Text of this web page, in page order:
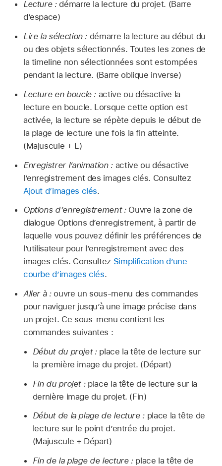
Lecture :démarre la lecture du projet. (Barre
d’espace)
Lire la sélection : démarre la lecture au début du
ou des objets sélectionnés. Toutes les zones de
la timeline non sélectionnées sont estompées
pendant la lecture. (Barre oblique inverse)
Lecture en boucle : active ou désactive la
lecture en boucle. Lorsque cette option est
activée, la lecture se répète depuis le début de
la plage de lecture une fois la fin atteinte.
(Majuscule + L)
Enregistrer l’animation :active ou désactive
l’enregistrement des images clés. Consultez
Ajout d’images clés.
Options d’enregistrement :Ouvre la zone de
dialogue Options d’enregistrement, à partir de
laquelle vous pouvez définir les préférences de
l’utilisateur pour l’enregistrement avec des
images clés. Consultez Simplification d’une
courbe d’images clés.
Aller à :ouvre un sous-menu des commandes
pour naviguer jusquʼà une image précise dans
un projet. Ce sous-menu contient les
commandes suivantes :
Début du projet :place la tête de lecture sur
la première image du projet. (Départ)
Fin du projet :place la tête de lecture sur la
dernière image du projet. (Fin)
Début de la plage de lecture : place la tête de
lecture sur le point d’entrée du projet.
(Majuscule + Départ)
Fin de la plage de lecture :place la tête de